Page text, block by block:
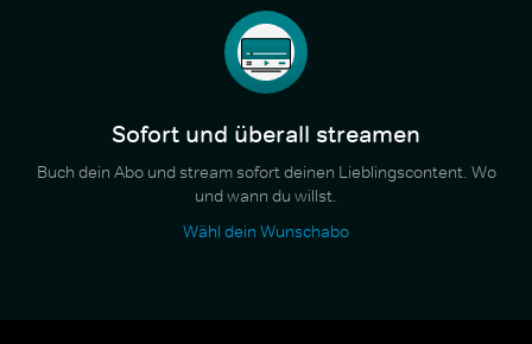
Sofort und überall streamen
Buch dein Abo und stream sofort deinen Lieblingscontent. Wo
und wann du willst.
Wähl dein Wunschabo